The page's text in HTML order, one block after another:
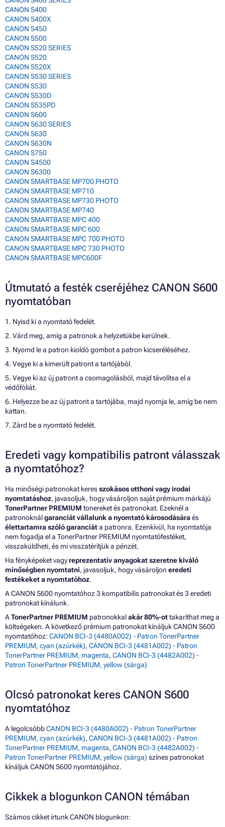
CANON S400
CANON S400X
CANON S450
CANON S500
CANON S520 SERIES
CANON S520
CANON S520X
CANON S530 SERIES
CANON S530
CANON S530D
CANON S535PD
CANON S600
CANON S630 SERIES
CANON S630
CANON S630N
CANON S750
CANON S4500
CANON S6300
CANON SMARTBASE MP700 PHOTO
CANON SMARTBASE MP710
CANON SMARTBASE MP730 PHOTO
CANON SMARTBASE MP740
CANON SMARTBASE MPC 400
CANON SMARTBASE MPC 600
CANON SMARTBASE MPC 700 PHOTO
CANON SMARTBASE MPC 730 PHOTO
CANON SMARTBASE MPC600F
Útmutató a festék cseréjéhez CANON S600
nyomtatóban
1. Nyisd ki a nyomtató fedelét.
2. Várd meg, amíg a patronok a helyzetükbe kerülnek.
3. Nyomd le a patron kioldó gombot a patron kicseréléséhez.
4. Vegye ki a kimerült patront a tartójából.
5. Vegye ki az új patront a csomagolásból, majd távolítsa el a
védőfóliát.
6. Helyezze be az új patront a tartójába, majd nyomja le, amíg be nem
kattan.
7. Zárd be a nyomtató fedelét.
Eredeti vagy kompatibilis patront válasszak
a nyomtatóhoz?
Ha minőségi patronokat keresszokásos otthoni vagy irodai
nyomtatáshoz, javasoljuk, hogy vásároljon saját prémium márkájú
TonerPartner PREMIUM tonereket és patronokat. Ezeknél a
patronoknálgaranciát vállalunk a nyomtató károsodásáraés
élettartamra szóló garanciáta patronra. Ezenkívül, ha nyomtatója
nem fogadja el a TonerPartner PREMIUM nyomtatófestéket,
visszaküldheti, és mi visszatérítjük a pénzét.
Ha fényképeket vagyreprezentatív anyagokat szeretne kiváló
minőségben nyomtatni, javasoljuk, hogy vásároljon eredeti
festékeket a nyomtatóhoz.
A CANON S600 nyomtatóhoz 3 kompatibilis patronokat és 3 eredeti
patronokat kínálunk.
ATonerPartner PREMIUM patronokkalakár 80%-ottakaríthat meg a
költségeken. A következő prémium patronokat kínáljuk CANON S600
nyomtatóhoz: CANON BCI-3 (4480A002) - Patron TonerPartner
PREMIUM, cyan (azúrkék), CANON BCI-3 (4481A002) - Patron
TonerPartner PREMIUM, magenta, CANON BCI-3 (4482A002) -
Patron TonerPartner PREMIUM, yellow (sárga)
Olcsó patronokat keres CANON S600
nyomtatóhoz
A legolcsóbbCANON BCI-3 (4480A002) - Patron TonerPartner
PREMIUM, cyan (azúrkék), CANON BCI-3 (4481A002) - Patron
TonerPartner PREMIUM, magenta, CANON BCI-3 (4482A002) -
Patron TonerPartner PREMIUM, yellow (sárga) színes patronokat
kínáljuk CANON S600 nyomtatójához.
Cikkek a blogunkon CANON témában
Számos cikket írtunk CANON blogunkon: